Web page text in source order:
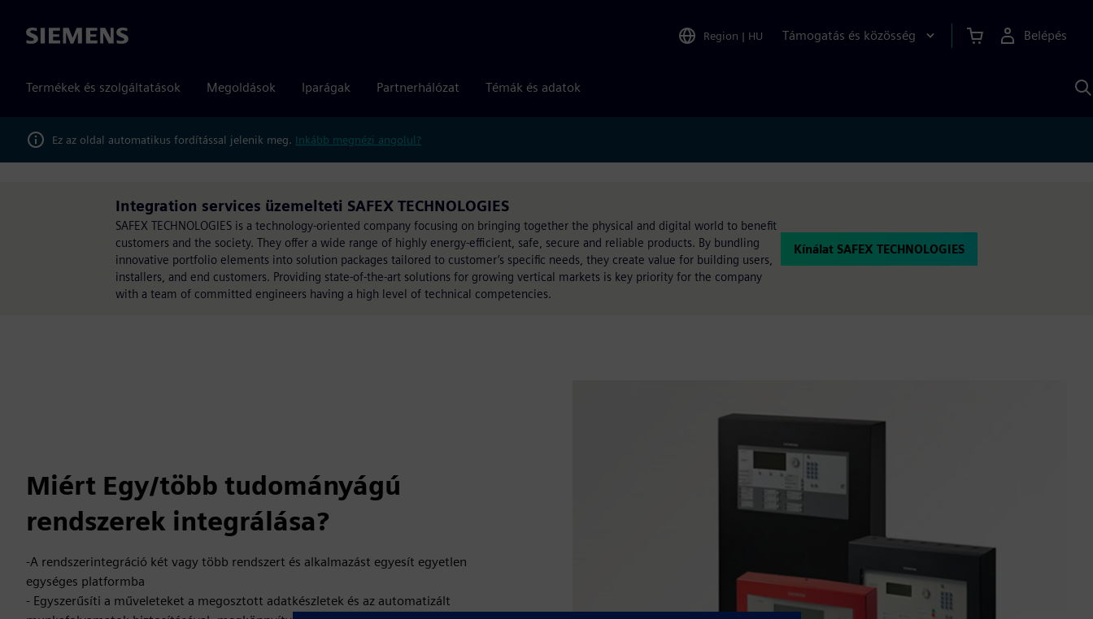
Siemens Region | HU Támogatás és közösség Belépés
Termékek és szolgáltatások Megoldások Iparágak Partnerhálózat Témák és adatok
Ez az oldal automatikus fordítással jelenik meg. Inkább megnézi angolul?
Integration services üzemelteti SAFEX TECHNOLOGIES
SAFEX TECHNOLOGIES is a technology-oriented company focusing on bringing together the physical and digital world to benefit
customers and the society. They offer a wide range of highly energy-efficient, safe, secure and reliable products. By bundling
innovative portfolio elements into solution packages tailored to customer’s specific needs, they create value for building users,
installers, and end customers. Providing state-of-the-art solutions for growing vertical markets is key priority for the company
with a team of committed engineers having a high level of technical competencies.
Kínálat SAFEX TECHNOLOGIES
Miért Egy/több tudományágú
rendszerek integrálása?
-A rendszerintegráció két vagy több rendszert és alkalmazást egyesít egyetlen
egységes platformba
- Egyszerűsíti a műveleteket a megosztott adatkészletek és az automatizált